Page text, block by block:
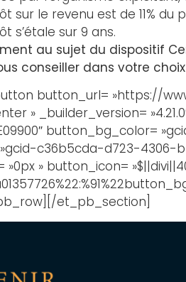
sur le revenu est de 11%
s’étale sur 9 ans.
au sujet du dispositif
conseiller dans votre
button_url= »https://
» _builder_version=
button_bg_color=
c36b5cda-d723-4306-
» button_icon=
et_pb_section]